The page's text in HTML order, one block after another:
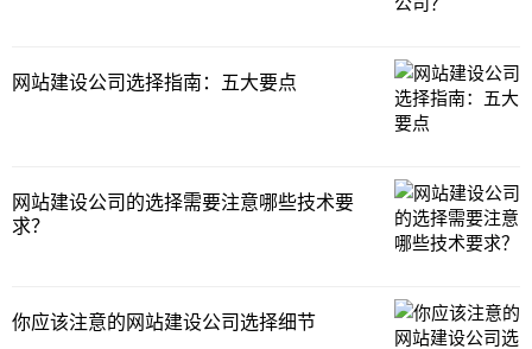
网站建设公司选择指南：五大要点
网站建设公司的选择需要注意哪些技术要
求？
你应该注意的网站建设公司选择细节